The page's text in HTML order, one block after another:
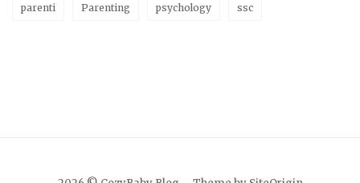
parenti Parenting psychology ssc